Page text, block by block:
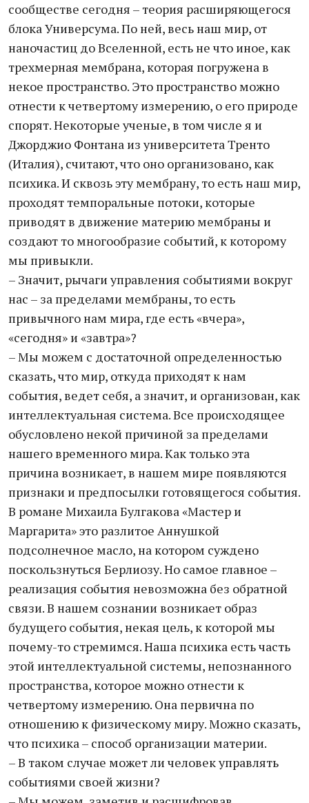
сообществе сегодня – теория расширяющегося
блока Универсума. По ней, весь наш мир, от
наночастиц до Вселенной, есть не что иное, как
трехмерная мембрана, которая погружена в
некое пространство. Это пространство можно
отнести к четвертому измерению, о его природе
спорят. Некоторые ученые, в том числе я и
Джорджио Фонтана из университета Тренто
(Италия), считают, что оно организовано, как
психика. И сквозь эту мембрану, то есть наш мир,
проходят темпоральные потоки, которые
приводят в движение материю мембраны и
создают то многообразие событий, к которому
мы привыкли.
– Значит, рычаги управления событиями вокруг
нас – за пределами мембраны, то есть
привычного нам мира, где есть «вчера»,
«сегодня» и «завтра»?
– Мы можем с достаточной определенностью
сказать, что мир, откуда приходят к нам
события, ведет себя, а значит, и организован, как
интеллектуальная система. Все происходящее
обусловлено некой причиной за пределами
нашего временного мира. Как только эта
причина возникает, в нашем мире появляются
признаки и предпосылки готовящегося события.
В романе Михаила Булгакова «Мастер и
Маргарита» это разлитое Аннушкой
подсолнечное масло, на котором суждено
поскользнуться Берлиозу. Но самое главное –
реализация события невозможна без обратной
связи. В нашем сознании возникает образ
будущего события, некая цель, к которой мы
почему-то стремимся. Наша психика есть часть
этой интеллектуальной системы, непознанного
пространства, которое можно отнести к
четвертому измерению. Она первична по
отношению к физическому миру. Можно сказать,
что психика – способ организации материи.
– В таком случае может ли человек управлять
событиями своей жизни?